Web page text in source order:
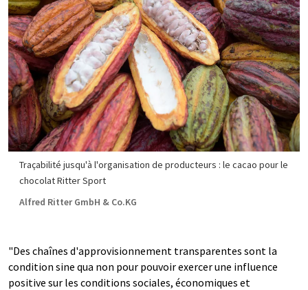
Traçabilité jusqu'à l'organisation de producteurs : le cacao pour le
chocolat Ritter Sport
Alfred Ritter GmbH & Co.KG
"Des chaînes d'approvisionnement transparentes sont la
condition sine qua non pour pouvoir exercer une influence
positive sur les conditions sociales, économiques et